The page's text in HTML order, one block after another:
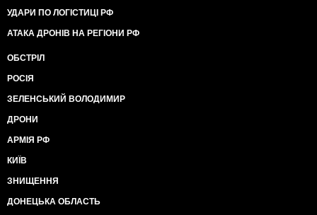
УДАРИ ПО ЛОГІСТИЦІ РФ
АТАКА ДРОНІВ НА РЕГІОНИ РФ
ОБСТРІЛ
РОСІЯ
ЗЕЛЕНСЬКИЙ ВОЛОДИМИР
ДРОНИ
АРМІЯ РФ
КИЇВ
ЗНИЩЕННЯ
ДОНЕЦЬКА ОБЛАСТЬ